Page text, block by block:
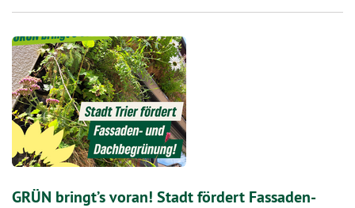
GRÜN bringt’s voran! Stadt fördert Fassaden-